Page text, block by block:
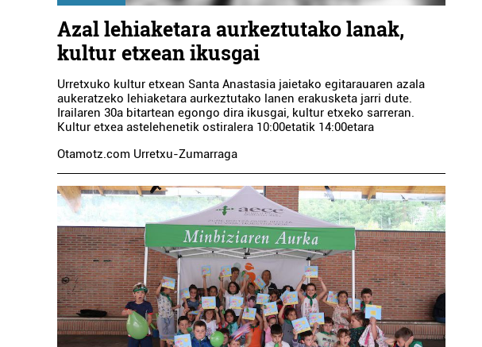
Azal lehiaketara aurkeztutako lanak,
kultur etxean ikusgai
Urretxuko kultur etxean Santa Anastasia jaietako egitarauaren azala
aukeratzeko lehiaketara aurkeztutako lanen erakusketa jarri dute.
Irailaren 30a bitartean egongo dira ikusgai, kultur etxeko sarreran.
Kultur etxea astelehenetik ostiralera 10:00etatik 14:00etara
Otamotz.com Urretxu-Zumarraga